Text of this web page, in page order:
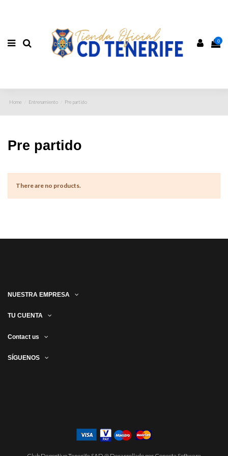
0
Home Entrenamiento Pre partido
Pre partido
There are no products.
NUESTRA EMPRESA
TU CUENTA
Contact us
SÍGUENOS